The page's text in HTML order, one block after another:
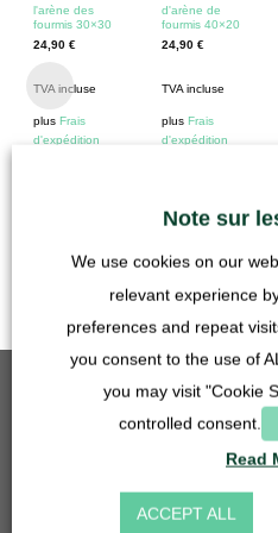
l'arène des
fourmis 30×30
24,90 €
TVA incluse
plus Frais
d'expédition
d'arène de
fourmis 40×20
24,90 €
TVA incluse
plus Frais
d'expédition
MEILLEURES VENTES
Grille d'insertion - 50mm -
Frais d'expédition
Note sur
We use cookies on our
relevant experience
preferences and repeat
you consent to the use of
you may visit "Cookie
controlled consent.
Read
ACCEPT ALL